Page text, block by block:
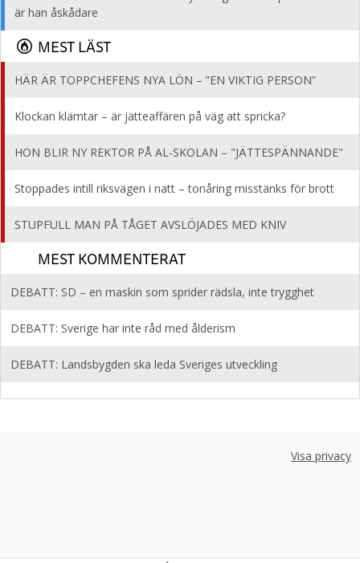
är han åskådare
MEST LÄST
HÄR ÄR TOPPCHEFENS NYA LÖN – ”EN VIKTIG PERSON”
Klockan klämtar – är jätteaffären på väg att spricka?
HON BLIR NY REKTOR PÅ AL-SKOLAN – "JÄTTESPÄNNANDE"
Stoppades intill riksvägen i natt – tonåring misstänks för brott
STUPFULL MAN PÅ TÅGET AVSLÖJADES MED KNIV
MEST KOMMENTERAT
DEBATT: SD – en maskin som sprider rädsla, inte trygghet
DEBATT: Sverige har inte råd med ålderism
DEBATT: Landsbygden ska leda Sveriges utveckling
Visa privacy